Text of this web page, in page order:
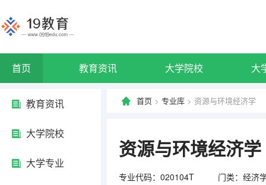
首页 教育资讯 大学院校 大
教育资讯
大学院校
大学专业
首页 > 专业库 > 资源与环境经济学
资源与环境经济学
专业代码：020104T 门类：经济